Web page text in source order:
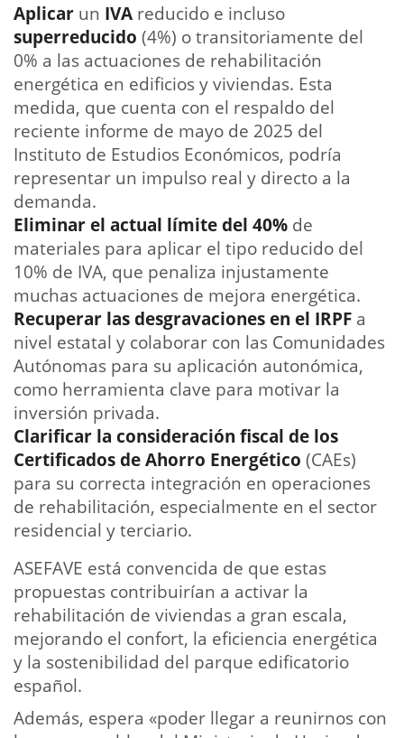
Aplicar un IVA reducido e incluso
superreducido (4%) o transitoriamente del
0% a las actuaciones de rehabilitación
energética en edificios y viviendas. Esta
medida, que cuenta con el respaldo del
reciente informe de mayo de 2025 del
Instituto de Estudios Económicos, podría
representar un impulso real y directo a la
demanda.
Eliminar el actual límite del 40% de
materiales para aplicar el tipo reducido del
10% de IVA, que penaliza injustamente
muchas actuaciones de mejora energética.
Recuperar las desgravaciones en el IRPF a
nivel estatal y colaborar con las Comunidades
Autónomas para su aplicación autonómica,
como herramienta clave para motivar la
inversión privada.
Clarificar la consideración fiscal de los
Certificados de Ahorro Energético (CAEs)
para su correcta integración en operaciones
de rehabilitación, especialmente en el sector
residencial y terciario.
ASEFAVE está convencida de que estas
propuestas contribuirían a activar la
rehabilitación de viviendas a gran escala,
mejorando el confort, la eficiencia energética
y la sostenibilidad del parque edificatorio
español.
Además, espera «poder llegar a reunirnos con